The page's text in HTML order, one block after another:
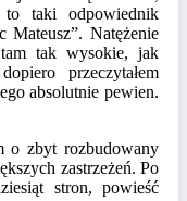
taki odpowiednik
Mateusz”. Natężenie
tak wysokie, jak
przeczytałem
absolutnie pewien.
o zbyt rozbudowany
zastrzeżeń. Po
stron, powieść